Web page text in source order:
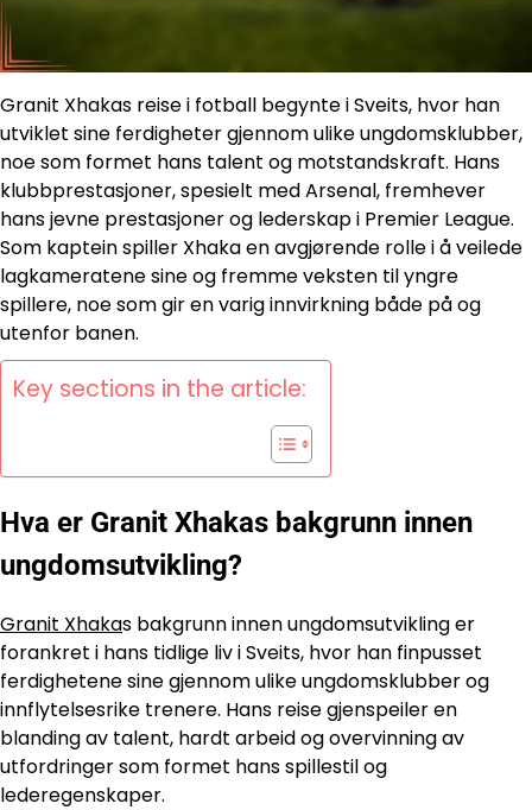
Granit Xhakas reise i fotball begynte i Sveits, hvor han
utviklet sine ferdigheter gjennom ulike ungdomsklubber,
noe som formet hans talent og motstandskraft. Hans
klubbprestasjoner, spesielt med Arsenal, fremhever
hans jevne prestasjoner og lederskap i Premier League.
Som kaptein spiller Xhaka en avgjørende rolle i å veilede
lagkameratene sine og fremme veksten til yngre
spillere, noe som gir en varig innvirkning både på og
utenfor banen.
Key sections in the article:
Hva er Granit Xhakas bakgrunn innen
ungdomsutvikling?
Granit Xhakas bakgrunn innen ungdomsutvikling er
forankret i hans tidlige liv i Sveits, hvor han finpusset
ferdighetene sine gjennom ulike ungdomsklubber og
innflytelsesrike trenere. Hans reise gjenspeiler en
blanding av talent, hardt arbeid og overvinning av
utfordringer som formet hans spillestil og
lederegenskaper.